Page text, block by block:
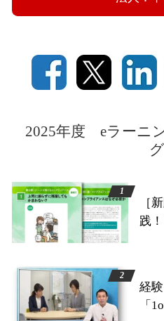
2025年度 eラーニ
グ
［
践
経
「